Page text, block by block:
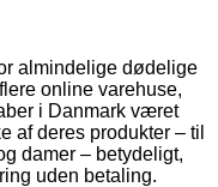
almindelige dødelige
online varehuse,
i Danmark været
af deres produkter – til
damer – betydeligt,
uden betaling.